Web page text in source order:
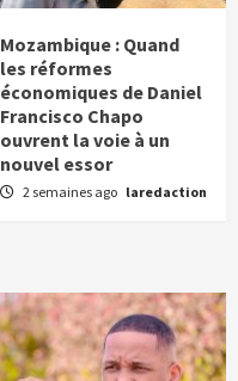
Mozambique : Quand
les réformes
économiques de Daniel
Francisco Chapo
ouvrent la voie à un
nouvel essor
2 semaines ago laredaction